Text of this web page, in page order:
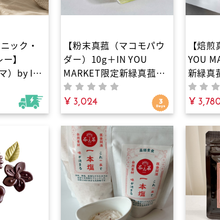
ック・
】
）by IN
分・有害
植物
わずヒ
大人と
を安全
【粉末真菰（マコモパウ
ダー）10g＋IN YOU
MARKET限定新緑真菰茶
5gプレゼント】NAGI
TEA 島根県安来市・清水
寺の麓に自生する野生の
真菰をまるごと粉末に
¥ 3,024
【焙
YOU
新緑真
ト】
くやさ
市・清
野生真
¥